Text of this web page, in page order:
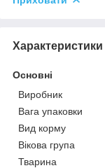
Характеристики
Основні
Виробник
Вага упаковки
Вид корму
Вікова група
Тварина